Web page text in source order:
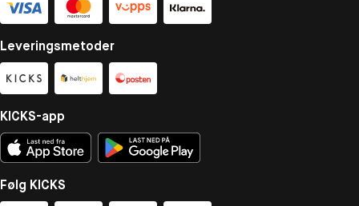
Leveringsmetoder
KICKS-app
Følg KICKS